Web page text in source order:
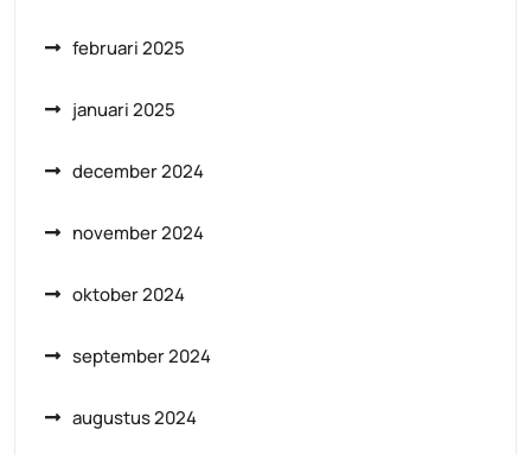
februari 2025
januari 2025
december 2024
november 2024
oktober 2024
september 2024
augustus 2024